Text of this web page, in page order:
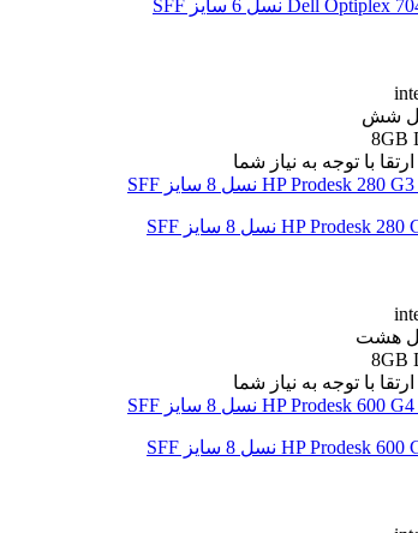
شش
8GB
با توجه به نیاز شما
هشت
8GB
با توجه به نیاز شما